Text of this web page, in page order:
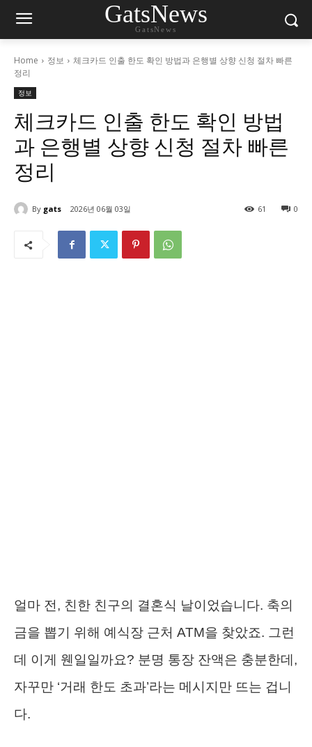
GatsNews
GatsNews
Home 정보
체크카드 인출 한도 확인 방법과 은행별 상향 신청 절차 빠른
정리
정보
체크카드 인출 한도 확인 방법
과 은행별 상향 신청 절차 빠른
정리
By gats 2026년 06월 03일 0
61
얼마 전, 친한 친구의 결혼식 날이었습니다. 축의
금을 뽑기 위해 예식장 근처 ATM을 찾았죠. 그런
데 이게 웬일일까요? 분명 통장 잔액은 충분한데,
자꾸만 ‘거래 한도 초과’라는 메시지만 뜨는 겁니
다.